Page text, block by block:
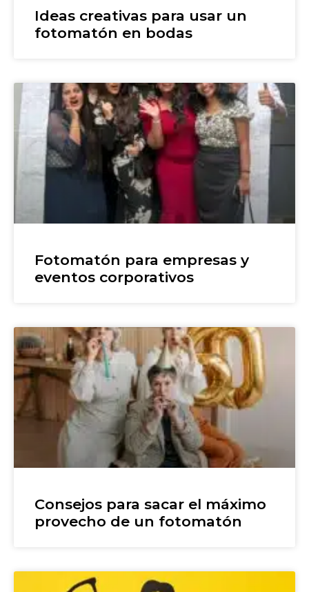
Ideas creativas para usar un
fotomatón en bodas
Fotomatón para empresas y
eventos corporativos
Consejos para sacar el máximo
provecho de un fotomatón